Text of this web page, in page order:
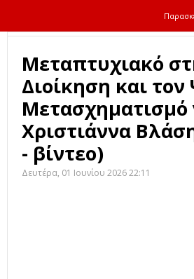
Μεταπτυχιακό
Διοίκηση και
Μετασχηματισμό
Χριστιάννα
- βίντεο)
Δευτέρα, 01 Ιουνίου 2026 22:11